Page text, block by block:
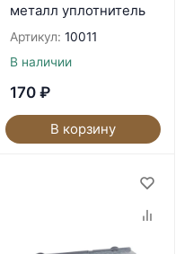
металл уплотнитель
Артикул: 10011
В наличии
170 ₽
В корзину